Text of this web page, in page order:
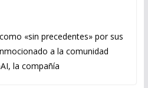
«sin precedentes» por sus
a la comunidad
la compañía